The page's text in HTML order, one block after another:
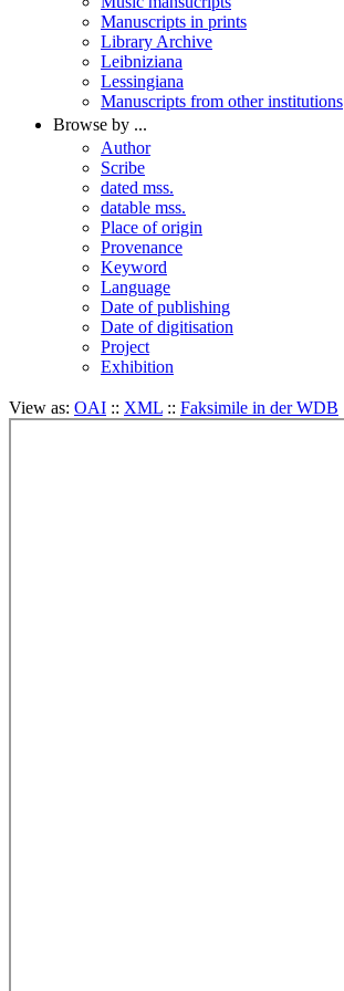
Manuscripts in prints
Library Archive
Leibniziana
Lessingiana
Manuscripts from other institutions
Browse by ...
Author
Scribe
dated mss.
datable mss.
Place of origin
Provenance
Keyword
Language
Date of publishing
Date of digitisation
Project
Exhibition
View as: OAI :: XML :: Faksimile in der WDB